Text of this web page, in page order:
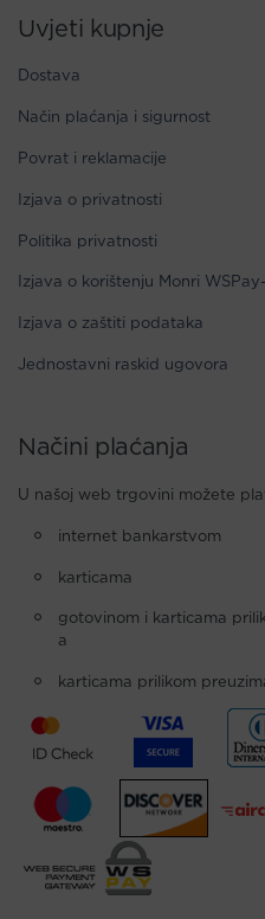
Uvjeti kupnje
Dostava
Način plaćanja i sigurnost
Povrat i reklamacije
Izjava o privatnosti
Politika privatnosti
Izjava o korištenju Monri
Izjava o zaštiti podataka
Jednostavni raskid ugovora
Načini plaćanja
U našoj web trgovini možete
internet bankarstvom
karticama
gotovinom i karticama
a
karticama prilikom